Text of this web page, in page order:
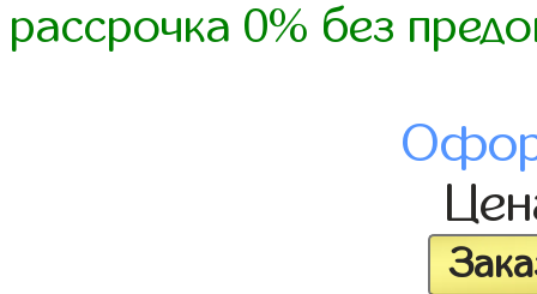
рассрочка 0% без